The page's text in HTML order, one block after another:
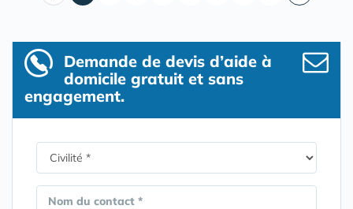
Demande de devis d’aide à
domicile gratuit et sans
engagement.
Nom du contact *